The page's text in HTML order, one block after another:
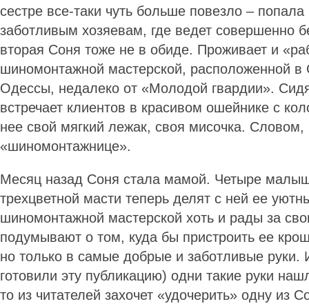
сестре все-таки чуть больше повезло –
заботливым хозяевам, где ведет совершенно
вторая Соня тоже не в обиде. Проживает и
шиномонтажной мастерской, расположенной в
Одессы, недалеко от «Молодой гвардии».
встречает клиентов в красивом ошейнике с
нее свой мягкий лежак, своя мисочка. Словом,
«шиномонтажнице».
Месяц назад Соня стала мамой. Четыре
трехцветной масти теперь делят с ней ее
шиномонтажной мастерской хоть и рады за
подумывают о том, куда бы пристроить ее
но только в самые добрые и заботливые руки.
готовили эту публикацию) одни такие руки
то из читателей захочет «удочерить» одну из